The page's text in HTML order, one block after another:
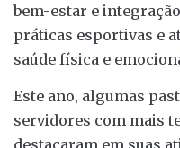
bem-estar e
práticas esportivas e
saúde física e
Este ano, algumas
servidores com mais